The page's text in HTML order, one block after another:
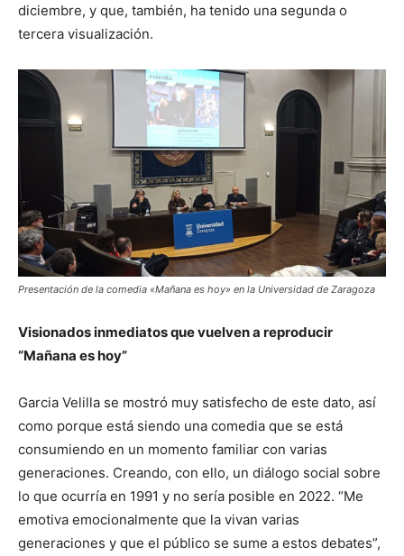
diciembre, y que, también, ha tenido una segunda o
tercera visualización.
Presentación de la comedia «Mañana es hoy» en la Universidad de Zaragoza
Visionados inmediatos que vuelven a reproducir
“Mañana es hoy”
Garcia Velilla se mostró muy satisfecho de este dato, así
como porque está siendo una comedia que se está
consumiendo en un momento familiar con varias
generaciones. Creando, con ello, un diálogo social sobre
lo que ocurría en 1991 y no sería posible en 2022. “Me
emotiva emocionalmente que la vivan varias
generaciones y que el público se sume a estos debates”,